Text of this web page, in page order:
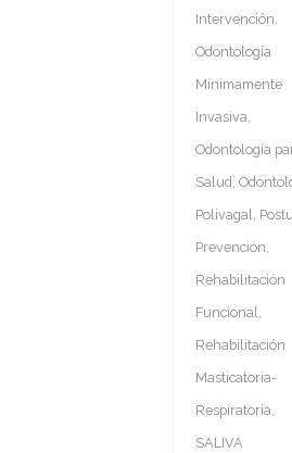
Intervención,
Odontología
Mínimamente
Invasiva,
Odontología
Salud,
Polivagal,
Prevención,
Rehabilitación
Funcional,
Rehabilitación
Masticatoria-
Respiratoria,
SALIVA